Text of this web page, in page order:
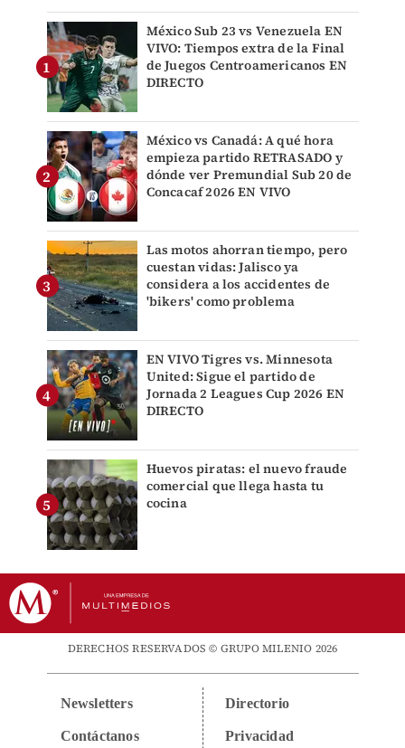
México Sub 23 vs Venezuela EN
VIVO: Tiempos extra de la Final
de Juegos Centroamericanos EN
DIRECTO
México vs Canadá: A qué hora
empieza partido RETRASADO y
dónde ver Premundial Sub 20 de
Concacaf 2026 EN VIVO
Las motos ahorran tiempo, pero
cuestan vidas: Jalisco ya
considera a los accidentes de
'bikers' como problema
EN VIVO Tigres vs. Minnesota
United: Sigue el partido de
Jornada 2 Leagues Cup 2026 EN
DIRECTO
Huevos piratas: el nuevo fraude
comercial que llega hasta tu
cocina
DERECHOS RESERVADOS © GRUPO MILENIO 2026
Newsletters
Contáctanos
Directorio
Privacidad